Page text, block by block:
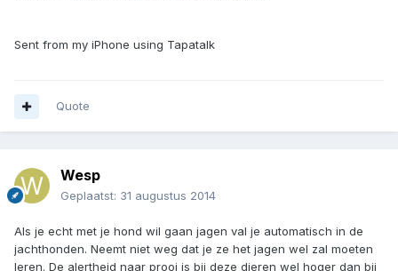
Sent from my iPhone using Tapatalk
Quote
Wesp
Geplaatst: 31 augustus 2014
Als je echt met je hond wil gaan jagen val je automatisch in de
jachthonden. Neemt niet weg dat je ze het jagen wel zal moeten
leren. De alertheid naar prooi is bij deze dieren wel hoger dan bij